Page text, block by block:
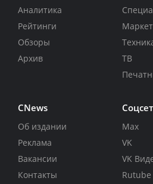
Аналитика
Рейтинги
Обзоры
Архив
Маркет
ТВ
CNews
Об издании
Реклама
Вакансии
Контакты
Max
VK
VK
Rutube